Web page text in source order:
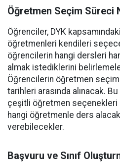
Öğretmen Seçim Süreci
Öğrenciler, DYK
öğretmenleri kendileri
öğrencilerin hangi dersleri
almak istediklerini
Öğrencilerin öğretmen
tarihleri arasında alınacak.
çeşitli öğretmen seçenekleri
hangi öğretmenle ders
verebilecekler.
Başvuru ve Sınıf